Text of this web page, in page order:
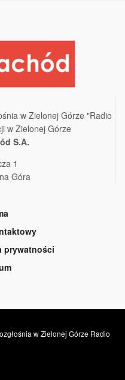
w Zielonej Górze "Radio
w Zielonej Górze
S.A.
1
Góra
prywatności
w Zielonej Górze Radio